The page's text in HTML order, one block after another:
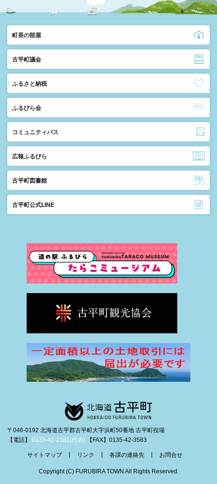
町長の部屋
古平町議会
ふるさと納税
ふるびら会
コミュニティバス
広報ふるびら
古平町図書館
古平町公式LINE
〒046-0192 北海道古平郡古平町大字浜町50番地 古平町役場
【電話】 0135-42-2181(代表) 【FAX】0135-42-3583
サイトマップ リンク 各課の連絡先 お問合せ
Copyright (C) FURUBIRA TOWN All Rights Reserved.